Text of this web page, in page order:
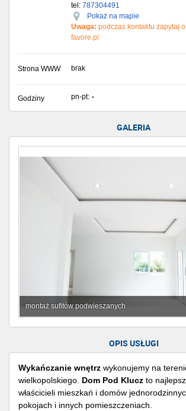
tel: 787304491
Pokaż na mapie
Uwaga: podczas kontaktu zapytaj
favore.pl
Strona WWW brak
Godziny pn-pt: -
GALERIA
montaż sufitów podwieszanych
OPIS USŁUGI
Wykańczanie wnętrz wykonujemy na
wielkopolskiego. Dom Pod Klucz to
właścicieli mieszkań i domów
pokojach i innych pomieszczeniach.